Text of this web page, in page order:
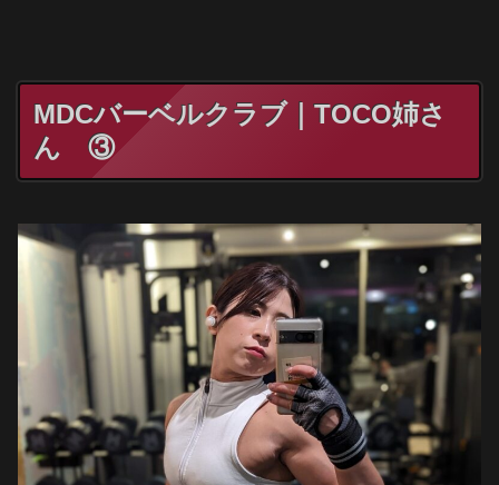
MDCバーベルクラブ｜TOCO姉さ
ん ③